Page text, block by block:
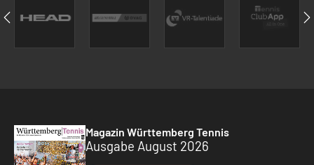
Magazin Württemberg Tennis
Ausgabe August 2026